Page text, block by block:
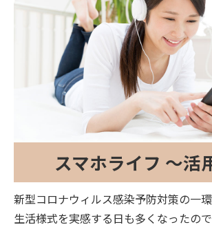
スマホライフ ～活
新型コロナウィルス感染予防対策の一
生活様式を実感する日も多くなったの